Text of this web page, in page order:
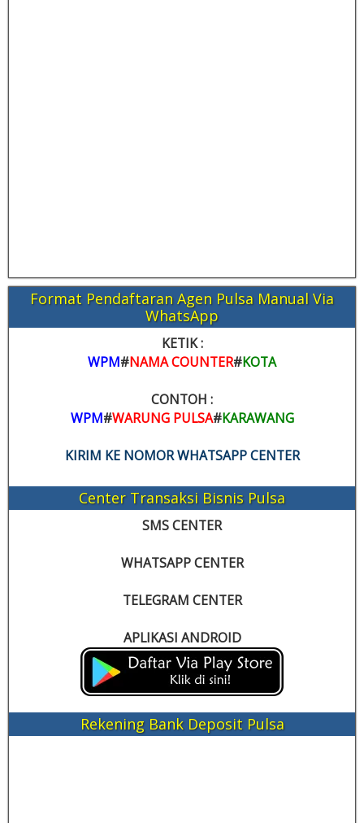
Format Pendaftaran Agen Pulsa Manual Via
WhatsApp
KETIK :
WPM#NAMA COUNTER#KOTA
CONTOH :
WPM#WARUNG PULSA#KARAWANG
KIRIM KE NOMOR WHATSAPP CENTER
Center Transaksi Bisnis Pulsa
SMS CENTER
WHATSAPP CENTER
TELEGRAM CENTER
APLIKASI ANDROID
Rekening Bank Deposit Pulsa